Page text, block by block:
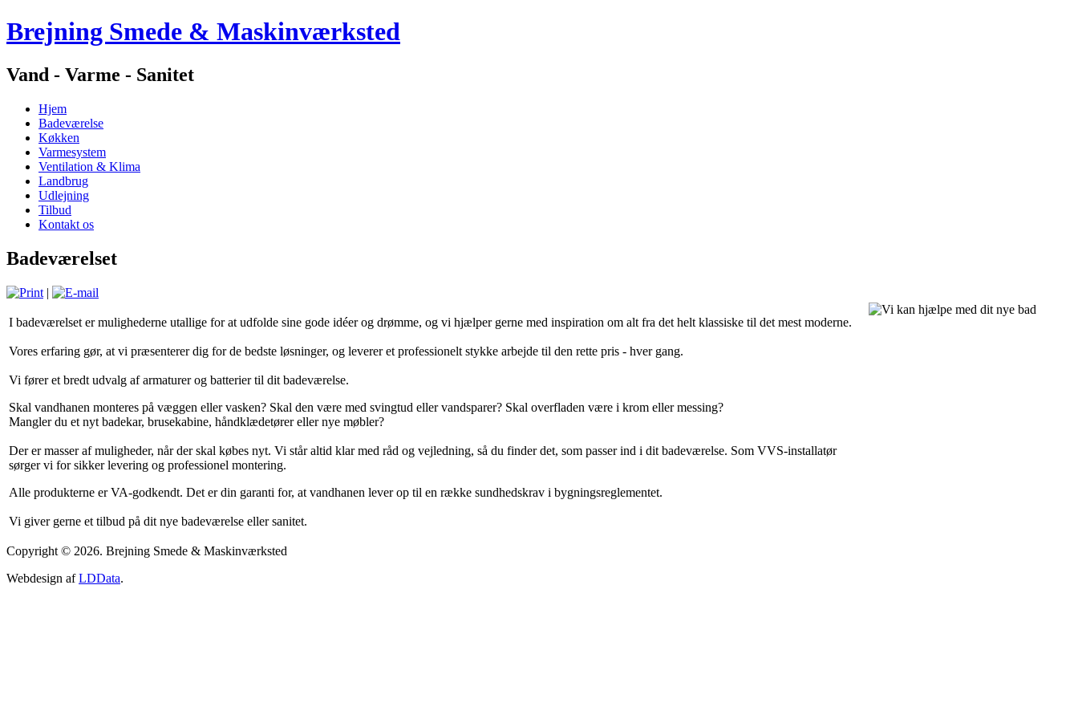
Brejning Smede & Maskinværksted
Vand - Varme - Sanitet
Hjem
Badeværelse
Køkken
Varmesystem
Ventilation & Klima
Landbrug
Udlejning
Tilbud
Kontakt os
Badeværelset
|
I badeværelset er mulighederne utallige for at udfolde sine gode idéer og drømme, og vi hjælper gerne med inspiration om alt fra det helt klassiske til det mest moderne.
Vores erfaring gør, at vi præsenterer dig for de bedste løsninger, og leverer et professionelt stykke arbejde til den rette pris - hver gang.
Vi fører et bredt udvalg af armaturer og batterier til dit badeværelse.
Skal vandhanen monteres på væggen eller vasken? Skal den være med svingtud eller vandsparer? Skal overfladen være i krom eller messing?
Mangler du et nyt badekar, brusekabine, håndklædetører eller nye møbler?
Der er masser af muligheder, når der skal købes nyt. Vi står altid klar med råd og vejledning, så du finder det, som passer ind i dit badeværelse. Som VVS-installatør
sørger vi for sikker levering og professionel montering.
Alle produkterne er VA-godkendt. Det er din garanti for, at vandhanen lever op til en række sundhedskrav i bygningsreglementet.
Vi giver gerne et tilbud på dit nye badeværelse eller sanitet.
Copyright © 2026. Brejning Smede & Maskinværksted
Webdesign afLDData.